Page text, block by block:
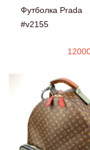
Футболка Prada
#v2155